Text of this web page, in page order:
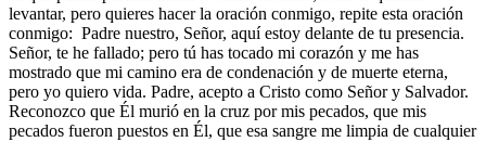
levantar, pero quieres hacer la oración conmigo, repite esta oración
conmigo: Padre nuestro, Señor, aquí estoy delante de tu presencia.
Señor, te he fallado; pero tú has tocado mi corazón y me has
mostrado que mi camino era de condenación y de muerte eterna,
pero yo quiero vida. Padre, acepto a Cristo como Señor y Salvador.
Reconozco que Él murió en la cruz por mis pecados, que mis
pecados fueron puestos en Él, que esa sangre me limpia de cualquier